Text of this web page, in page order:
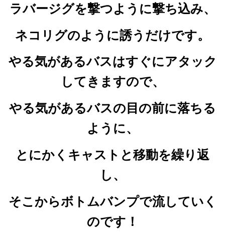
ラバージグを撃つように撃ち込み、
ネコリグのように誘うだけです。
やる気があるバスはすぐにアタック
してきますので、
やる気があるバスの目の前に落ちる
ように、
とにかくキャストと移動を繰り返
し、
そこからボトムバンプで流していく
のです！